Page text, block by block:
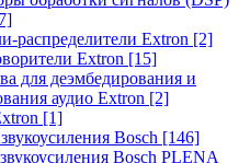
распределители Extron [2]
Extron [15]
для деэмбедирования и
аудио Extron [2]
[1]
Bosch [146]
Bosch PLENA